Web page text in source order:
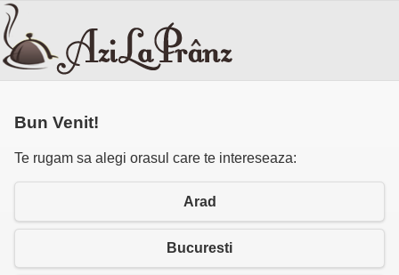
Bun Venit!
Te rugam sa alegi orasul care te intereseaza:
Arad
Bucuresti